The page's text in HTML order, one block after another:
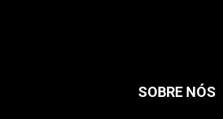
SOBRE NÓS